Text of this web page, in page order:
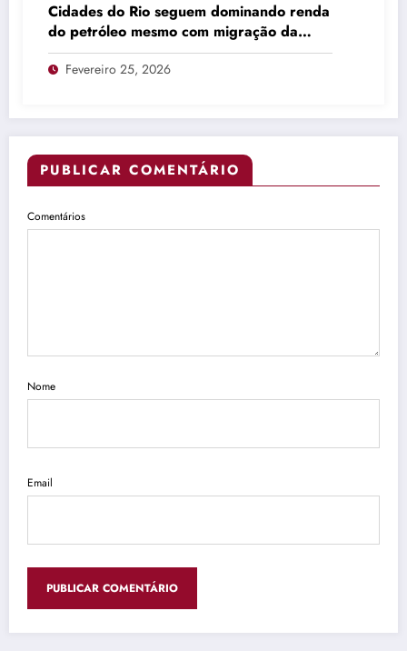
Cidades do Rio seguem dominando renda
do petróleo mesmo com migração da
produção
Fevereiro 25, 2026
PUBLICAR COMENTÁRIO
Comentários
Nome
Email